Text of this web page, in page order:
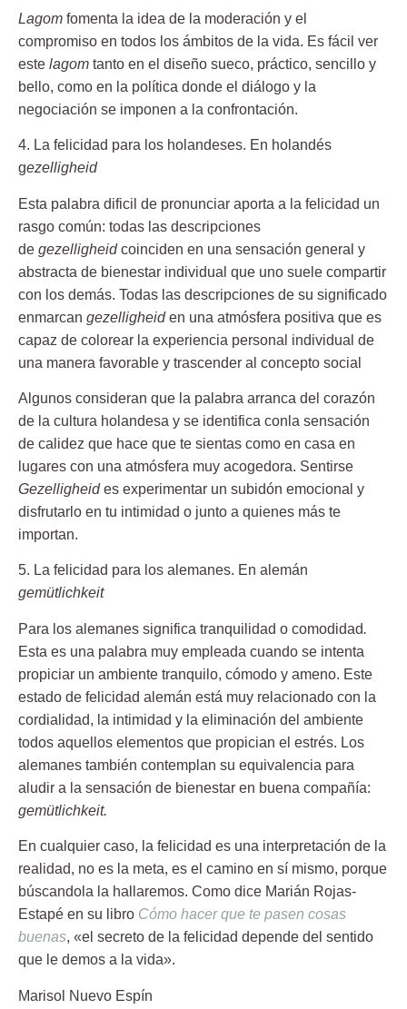
Lagom fomenta la idea de la moderación y el
compromiso en todos los ámbitos de la vida. Es fácil ver
este lagom tanto en el diseño sueco, práctico, sencillo y
bello, como en la política donde el diálogo y la
negociación se imponen a la confrontación.
4. La felicidad para los holandeses. En holandés
gezelligheid
Esta palabra dificil de pronunciar aporta a la felicidad un
rasgo común: todas las descripciones
de gezelligheidcoinciden en una sensación general y
abstracta de bienestar individual que uno suele compartir
con los demás. Todas las descripciones de su significado
enmarcan gezelligheiden una atmósfera positiva que es
capaz de colorear la experiencia personal individual de
una manera favorable y trascender al concepto social
Algunos consideran que la palabra arranca del corazón
de la cultura holandesa y se identifica con a sensación
de calidez que hace que te sientas como en casa en
lugares con una atmósfera muy acogedora. Sentirse
Gezelligheides experimentar un subidón emocional y
disfrutarlo en tu intimidad o junto a quienes más te
importan.
5. La felicidad para los alemanes. En alemán
gemütlichkeit
Para los alemanes significa tranquilidad o comodidad.
Esta es una palabra muy empleada cuando se intenta
propiciar un ambiente tranquilo, cómodo y ameno. Este
estado de felicidad alemán está muy relacionado con la
cordialidad, la intimidad y la eliminación del ambiente
todos aquellos elementos que propician el estrés. Los
alemanes también contemplan su equivalencia para
aludir a la sensación de bienestar en buena compañía:
gemütlichkeit.
En cualquier caso, la felicidad es una interpretación de la
realidad, no es la meta, es el camino en sí mismo, porque
búscandola la hallaremos. Como dice Marián Rojas-
Estapé en su libro Cómo hacer que te pasen cosas
buenas, «el secreto de la felicidad depende del sentido
que le demos a la vida».
Marisol Nuevo Espín